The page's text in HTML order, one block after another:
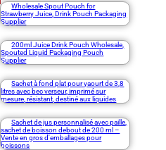
Wholesale Spout Pouch for
Strawberry Juice, Drink Pouch Packaging
Supplier
200ml Juice Drink Pouch Wholesale,
Spouted Liquid Packaging Pouch
Supplier
Sachet à fond plat pour yaourt de 3,8
litres avec bec verseur, imprimé sur
mesure, résistant, destiné aux liquides
Sachet de jus personnalisé avec paille,
sachet de boisson debout de 200 ml –
Vente en gros d'emballages pour
boissons